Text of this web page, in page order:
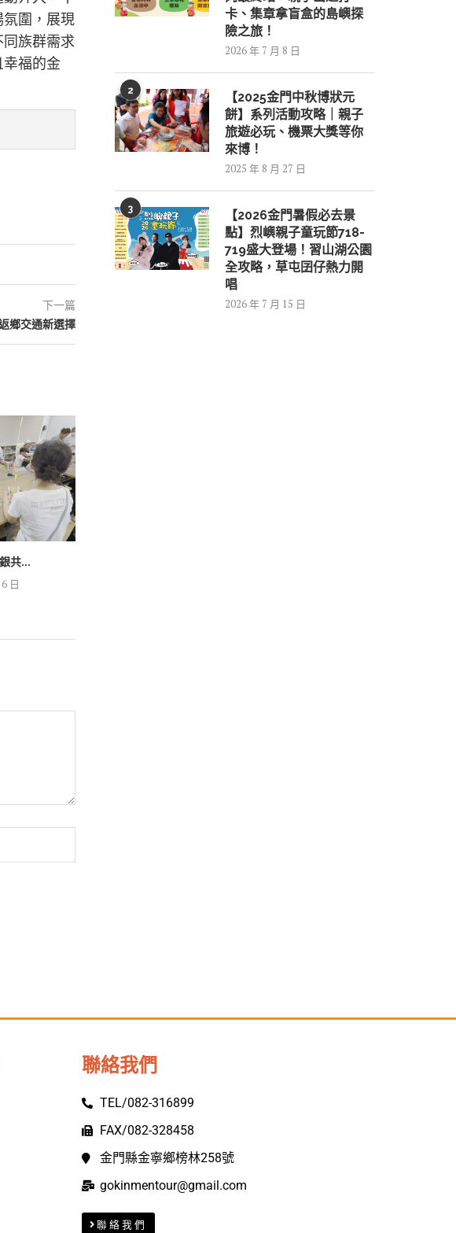
圍，展現
族群需求
福的金
下一篇
鄉交通新選擇
共...
日
卡、集章拿盲盒的島嶼探
險之旅！
2026 年 7 月 8 日
2
【2025金門中秋博狀元
餅】系列活動攻略｜親子
旅遊必玩、機票大獎等你
來博！
2025 年 8 月 27 日
3
【2026金門暑假必去景
點】烈嶼親子童玩節718-
719盛大登場！習山湖公園
全攻略，草屯囝仔熱力開
唱
2026 年 7 月 15 日
聯絡我們
TEL/082-316899
FAX/082-328458
金門縣金寧鄉榜林258號
gokinmentour@gmail.com
聯絡我們